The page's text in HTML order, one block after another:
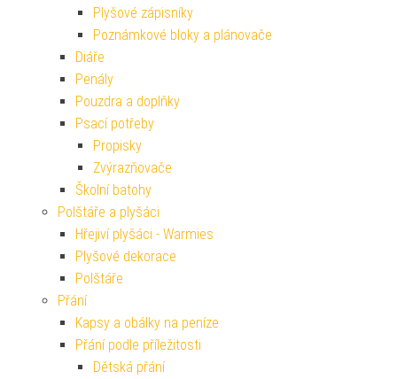
Plyšové zápisníky
Poznámkové bloky a plánovače
Diáře
Penály
Pouzdra a doplňky
Psací potřeby
Propisky
Zvýrazňovače
Školní batohy
Polštáře a plyšáci
Hřejiví plyšáci - Warmies
Plyšové dekorace
Polštáře
Přání
Kapsy a obálky na peníze
Přání podle příležitosti
Dětská přání